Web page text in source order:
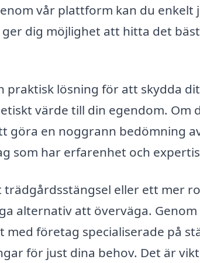
vår plattform kan du enkelt
dig möjlighet att hitta det
praktisk lösning för att skydda
värde till din egendom. Om
göra en noggrann bedömning
som har erfarenhet och
eller ett mer
alternativ att överväga.
företag specialiserade på
för just dina behov. Det är